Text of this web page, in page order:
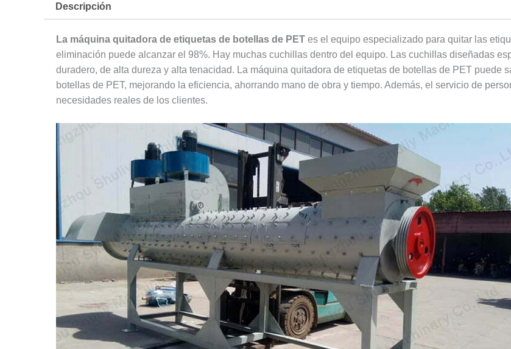
Descripción
La máquina quitadora de etiquetas de botellas de PET es el equipo especializado para quitar las
eliminación puede alcanzar el 98%. Hay muchas cuchillas dentro del equipo. Las cuchillas diseñadas
duradero, de alta dureza y alta tenacidad. La máquina quitadora de etiquetas de botellas de PET puede
botellas de PET, mejorando la eficiencia, ahorrando mano de obra y tiempo. Además, el servicio de
necesidades reales de los clientes.